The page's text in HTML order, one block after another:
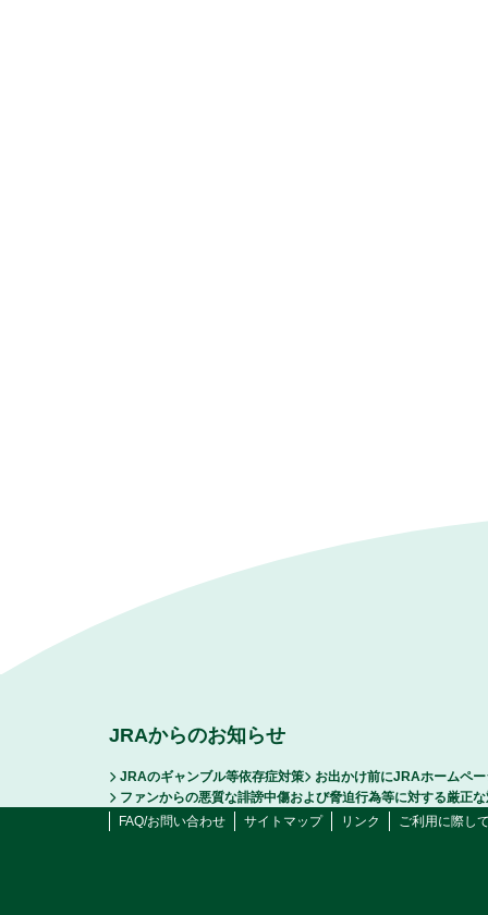
JRAからのお知らせ
JRAのギャンブル等依存症対策
お出かけ前にJRAホームペ
ファンからの悪質な誹謗中傷および脅迫行為等に対する厳正
FAQ/お問い合わせ
サイトマップ リンク ご利用に際し